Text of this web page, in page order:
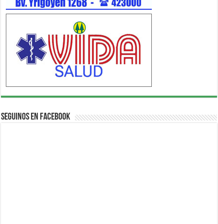
Seguinos en Facebook